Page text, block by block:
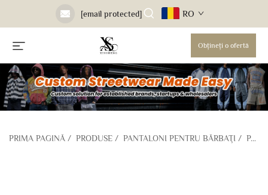
[email protected] RO
Obțineți o ofertă
PRIMA PAGINĂ / PRODUSE / PANTALONI PENTRU BĂRBAȚI / PANTALONI DE SPORT